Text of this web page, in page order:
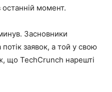
момент.
Засновники
заявок, а той у свою
що TechCrunch нарешті